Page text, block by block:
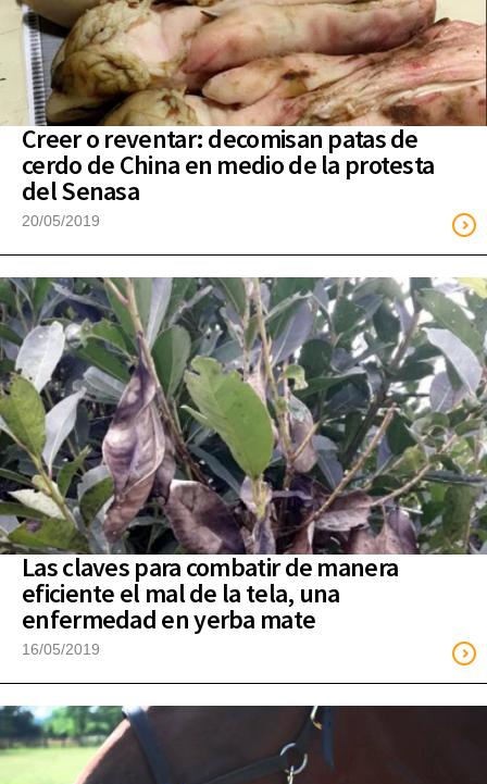
Creer o reventar: decomisan patas de
cerdo de China en medio de la protesta
del Senasa
20/05/2019
Las claves para combatir de manera
eficiente el mal de la tela, una
enfermedad en yerba mate
16/05/2019